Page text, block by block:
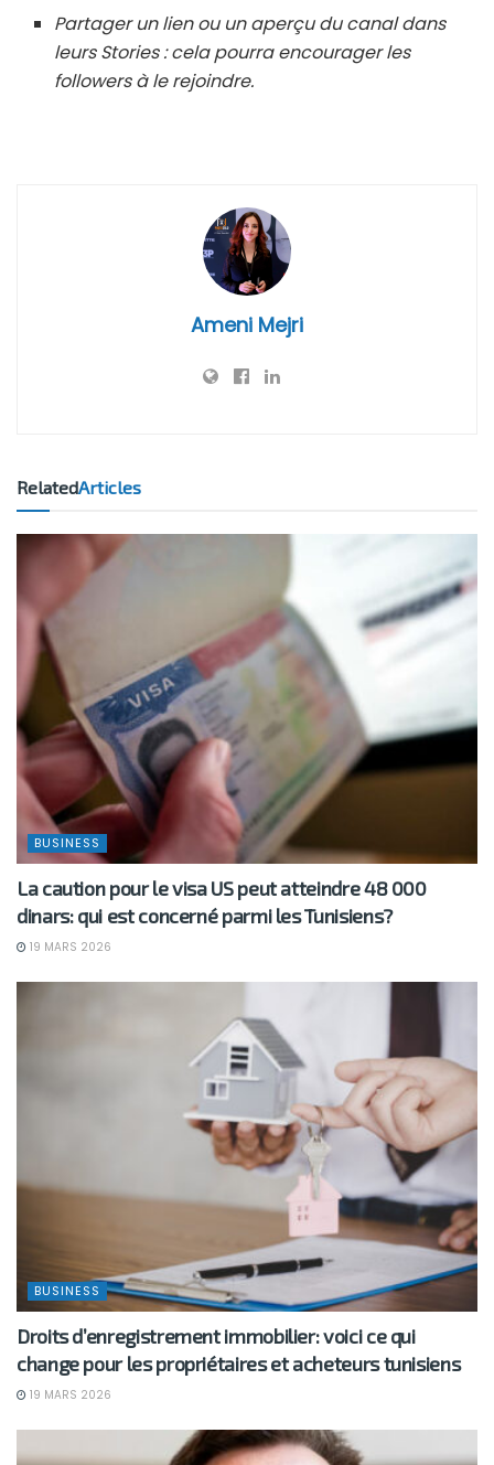
Partager un lien ou un aperçu du canal dans
leurs Stories : cela pourra encourager les
followers à le rejoindre.
Ameni Mejri
RelatedArticles
BUSINESS
La caution pour le visa US peut atteindre 48 000
dinars: qui est concerné parmi les Tunisiens?
19 MARS 2026
BUSINESS
Droits d’enregistrement immobilier: voici ce qui
change pour les propriétaires et acheteurs tunisiens
19 MARS 2026